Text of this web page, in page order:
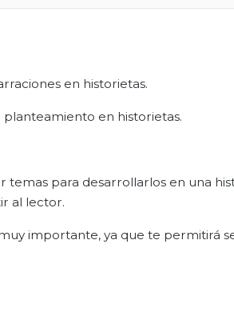
en historietas.
planteamiento en historietas.
temas para desarrollarlos en una
al lector.
importante, ya que te permitirá